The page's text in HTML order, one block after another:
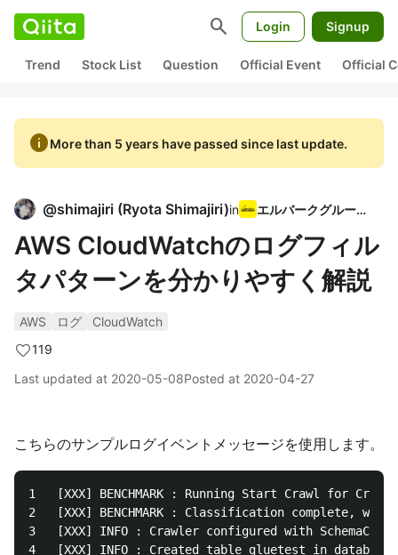
search Login Signup
Trend Stock List Question Official Event Official
infoMore than 5 years have passed since last update.
@shimajiri (Ryota Shimajiri)in エルバークグループ
AWS CloudWatchのログフィル
タパターンを分かりやすく解説
AWS ログ
CloudWatch
119
Last updated at 2020-05-08Posted at 2020-04-27
こちらのサンプルログイベントメッセージを使用します。
1	[XXX] BENCHMARK : Running Start Crawl for Crawler TestCrawler2
2	[XXX] BENCHMARK : Classification complete, writing results to database mygluedatabase
3	[XXX] INFO : Crawler configured with SchemaChangePolicy {"UpdateBehavior":"UPDATE_IN_DATABASE","DeleteBehavior":"DEPRECATE_IN_DATABASE"}.
4	[XXX] INFO : Created table gluetest in database mygluedatabase